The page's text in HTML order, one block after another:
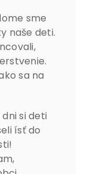
sme
naše deti.
sa na
si deti
ísť do